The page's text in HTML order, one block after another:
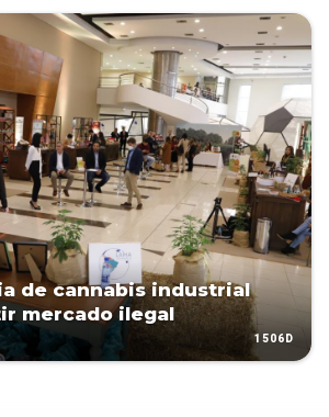
de cannabis industrial
mercado ilegal
1506D